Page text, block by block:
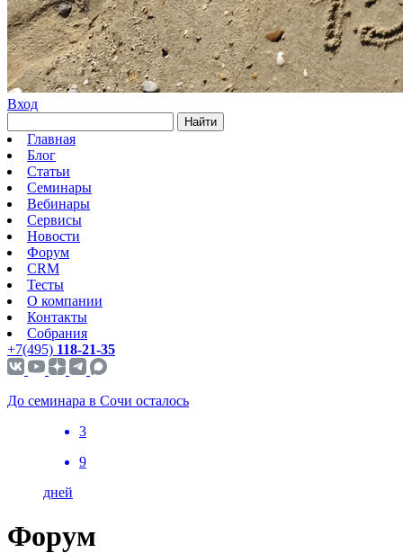
Вход
Найти
Главная
Блог
Статьи
Семинары
Вебинары
Сервисы
Новости
Форум
CRM
Тесты
О компании
Контакты
Собрания
+7(495) 118-21-35
До семинара в Сочи осталось
3
9
дней
Форум